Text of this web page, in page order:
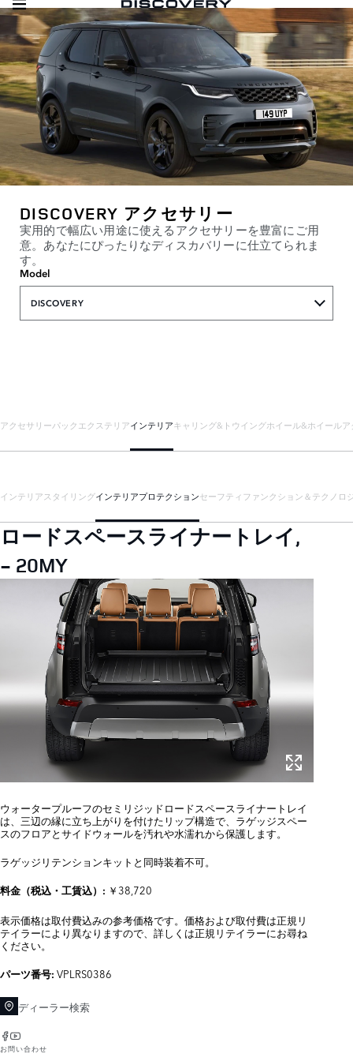
DISCOVERY アクセサリー
実用的で幅広い用途に使えるアクセサリーを豊富にご用
意。あなたにぴったりなディスカバリーに仕立てられま
す。
Model
DISCOVERY
アクセサリーパック エクステリアインテリアキャリング&トウイングホイール&ホイール
インテリアスタイリングインテリアプロテクションセーフティ ファンクション＆テクノロ
ロードスペースライナートレイ,
- 20MY
ウォータープルーフのセミリジッドロードスペースライナートレイ
は、三辺の縁に立ち上がりを付けたリップ構造で、ラゲッジスペー
スのフロアとサイドウォールを汚れや水濡れから保護します。
ラゲッジリテンションキットと同時装着不可。
料金（税込・工賃込）: ￥38,720
表示価格は取付費込みの参考価格です。価格および取付費は正規リ
テイラーにより異なりますので、詳しくは正規リテイラーにお尋ね
ください。
パーツ番号: VPLRS0386
ディーラー検索
お問い合わせ